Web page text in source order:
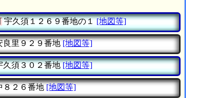
宇久須１２６９番地の１ [地図等]
里９２９番地 [地図等]
須３０２番地 [地図等]
２６番地 [地図等]